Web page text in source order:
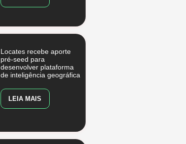
Locates recebe aporte
pré-seed para
desenvolver plataforma
de inteligência geográfica
LEIA MAIS